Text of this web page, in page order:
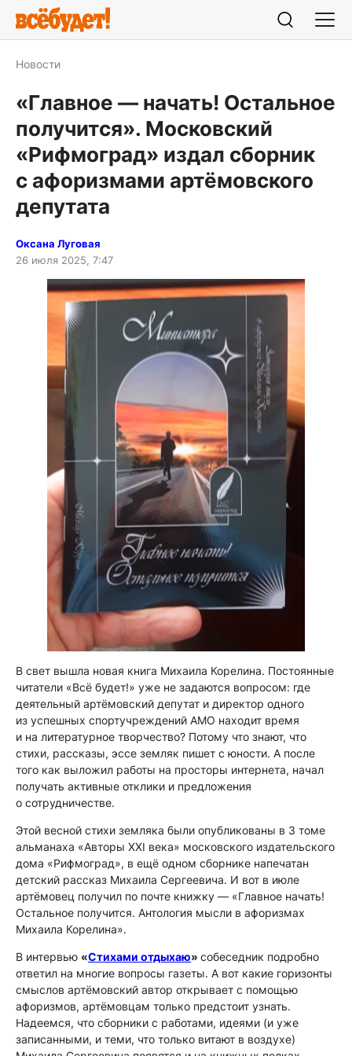
Новости
«Главное — начать! Остальное
получится». Московский
«Рифмоград» издал сборник
с афоризмами артёмовского
депутата
Оксана Луговая
26 июля 2025, 7:47
В свет вышла новая книга Михаила Корелина. Постоянные
читатели «Всё будет!» уже не задаются вопросом: где
деятельный артёмовский депутат и директор одного
из успешных спортучреждений АМО находит время
и на литературное творчество? Потому что знают, что
стихи, рассказы, эссе земляк пишет с юности. А после
того как выложил работы на просторы интернета, начал
получать активные отклики и предложения
о сотрудничестве.
Этой весной стихи земляка были опубликованы в 3 томе
альманаха «Авторы XXI века» московского издательского
дома «Рифмоград», в ещё одном сборнике напечатан
детский рассказ Михаила Сергеевича. И вот в июле
артёмовец получил по почте книжку — «Главное начать!
Остальное получится. Антология мысли в афоризмах
Михаила Корелина».
В интервью «Стихами отдыхаю» собеседник подробно
ответил на многие вопросы газеты. А вот какие горизонты
смыслов артёмовский автор открывает с помощью
афоризмов, артёмовцам только предстоит узнать.
Надеемся, что сборники с работами, идеями (и уже
записанными, и теми, что только витают в воздухе)